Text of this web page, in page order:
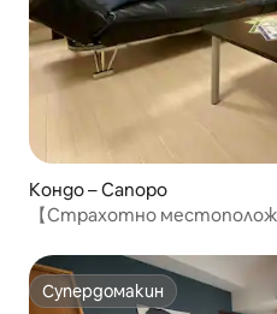
Кондо – Сапоро
【Страхотно
Супердомакин
Супердомакин